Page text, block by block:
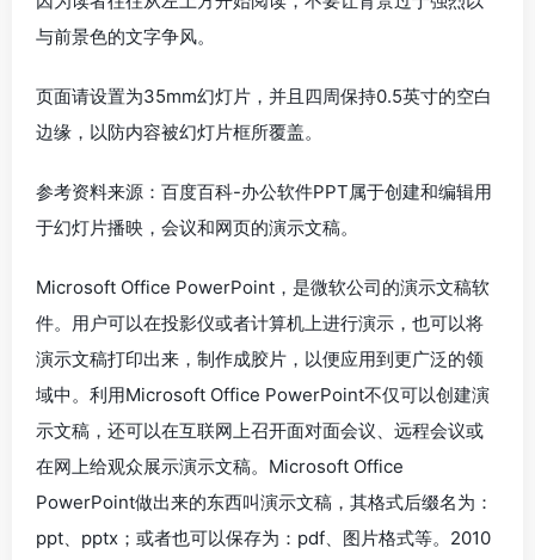
与前景色的文字争风。
页面请设置为35mm幻灯片，并且四周保持0.5英寸的空白
边缘，以防内容被幻灯片框所覆盖。
参考资料来源：百度百科-办公软件PPT属于创建和编辑用
于幻灯片播映，会议和网页的演示文稿。
Microsoft Office PowerPoint，是微软公司的演示文稿软
件。用户可以在投影仪或者计算机上进行演示，也可以将
演示文稿打印出来，制作成胶片，以便应用到更广泛的领
域中。利用Microsoft Office PowerPoint不仅可以创建演
示文稿，还可以在互联网上召开面对面会议、远程会议或
在网上给观众展示演示文稿。Microsoft Office
PowerPoint做出来的东西叫演示文稿，其格式后缀名为：
ppt、pptx；或者也可以保存为：pdf、图片格式等。2010